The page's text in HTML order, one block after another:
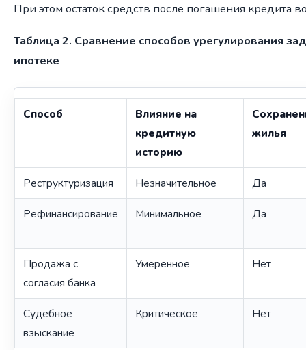
При этом остаток средств после погашения кредита
Таблица 2. Сравнение способов урегулирования
ипотеке
Способ
Влияние на
кредитную
историю
жилья
Реструктуризация Незначительное Да
Рефинансирование Минимальное Да
Продажа с
согласия банка
Умеренное Нет
Судебное
взыскание
Критическое Нет